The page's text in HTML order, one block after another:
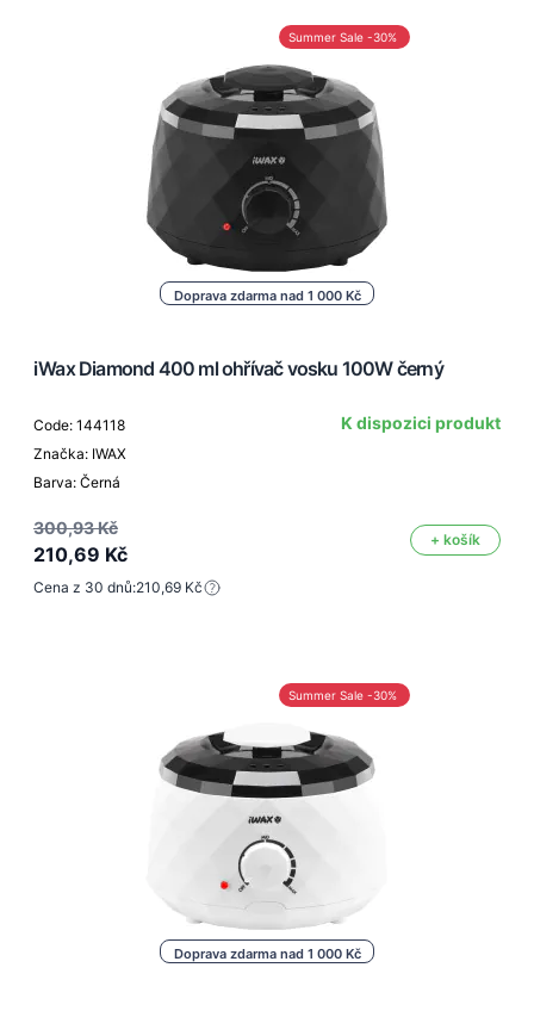
Doprava zdarma nad 1 000 Kč
Summer Sale -30%
iWax Diamond 400 ml ohřívač vosku 100W černý
Code: 144118
Značka: IWAX
Barva: Černá
K dispozici produkt
300,93 Kč
210,69 Kč
+ košík
Cena z 30 dnů:210,69 Kč
Doprava zdarma nad 1 000 Kč
Summer Sale -30%